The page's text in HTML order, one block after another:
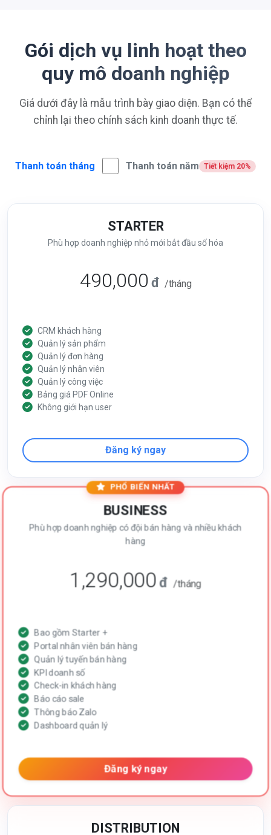
Gói dịch vụ linh hoạt theo
quy mô doanh nghiệp
Giá dưới đây là mẫu trình bày giao diện. Bạn có thể
chỉnh lại theo chính sách kinh doanh thực tế.
Thanh toán tháng Thanh toán năm Tiết kiệm 20%
STARTER
Phù hợp doanh nghiệp nhỏ mới bắt đầu số hóa
490,000 đ /tháng
CRM khách hàng
Quản lý sản phẩm
Quản lý đơn hàng
Quản lý nhân viên
Quản lý công việc
Bảng giá PDF Online
Không giới hạn user
Đăng ký ngay
PHỔ BIẾN NHẤT
BUSINESS
Phù hợp doanh nghiệp có đội bán hàng và nhiều khách
hàng
1,290,000đ /tháng
Bao gồm Starter +
Portal nhân viên bán hàng
Quản lý tuyến bán hàng
KPI doanh số
Check-in khách hàng
Báo cáo sale
Thông báo Zalo
Dashboard quản lý
Đăng ký ngay
DISTRIBUTION